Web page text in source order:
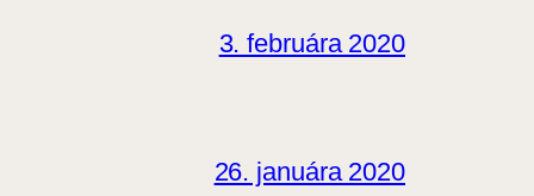
3. februára 2020
26. januára 2020